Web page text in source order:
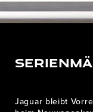
Jaguar bleibt